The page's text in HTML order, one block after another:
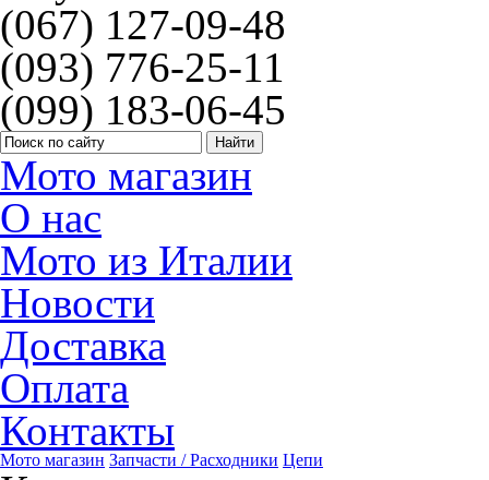
(067) 127-09-48
(093) 776-25-11
(099) 183-06-45
Мото магазин
О нас
Мото из Италии
Новости
Доставка
Оплата
Контакты
Мото магазин Запчасти / Расходники Цепи